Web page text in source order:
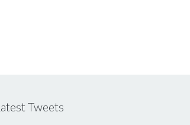
Tweets